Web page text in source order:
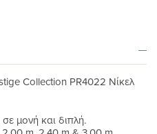
Collection PR4022 Νίκελ
μονή και διπλή.